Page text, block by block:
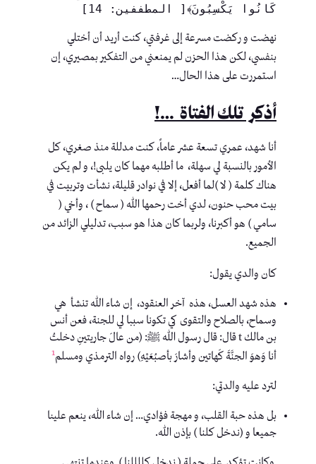
كَانُوا يَكْسِبُونَ﴾[ المطففين: 14]
نهضت و ركضت مسرعة إلى غرفتي، كنت أريد أن أختلي
بنفسي، لكن هذا الحزن لم يمنعني من التفكير بمصيري، إن
استمررت على هذا الحال…
أذكر تلك الفتاة …!
أنا شهد، عمري تسعة عشر عاماً، كنت مدللة منذ صغري، كل
الأمور بالنسبة لي سهلة، ما أطلبه مهما كان يلبى!، و لم يكن
هناك كلمة ( لا )لما أفعل، إلا في نوادر قليلة، نشأت وتربيت في
بيت محب حنون، لدي أخت رحمها الله ( سماح ) ، وأخي (
سامي ) هو أكبرنا، ولربما كان هذا هو سبب، تدليلي الزائد من
الجميع.
كان والدي يقول:
هذه شهد العسل، هذه آخر العنقود، إن شاء الله تنشأ هي
وسماح، بالصلاح والتقوى كي تكونا سببا لي للجنة، فعن أنس
بن مالك t قال: قال رسول الله ﷺ: (من عالَ جاريتينِ دخلتُ
أنا وَهوَ الجنَّةَ كَهاتين وأشارَ بأصبُعَيْهِ) رواه الترمذي ومسلم1
لترد عليه والدتي:
بل هذه حبة القلب، و مهجة فؤادي… إن شاء الله، ينعم علينا
جميعا و (ندخل كلنا ) بإذن الله.